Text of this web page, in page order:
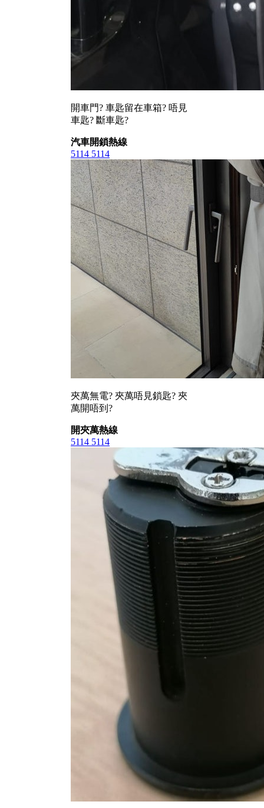
開車門? 車匙留在車箱? 唔見
車匙? 斷車匙?
汽車開鎖熱線
5114 5114
夾萬無電? 夾萬唔見鎖匙? 夾
萬開唔到?
開夾萬熱線
5114 5114